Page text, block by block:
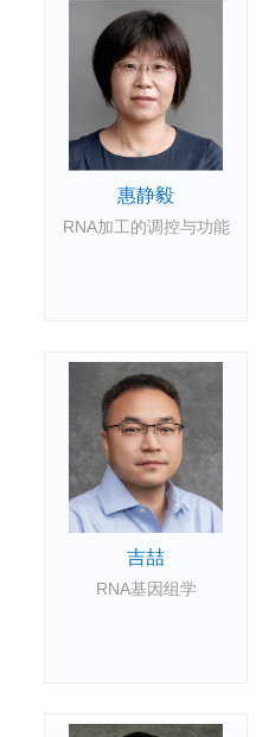
惠静毅
RNA加工的调控与功能
吉喆
RNA基因组学